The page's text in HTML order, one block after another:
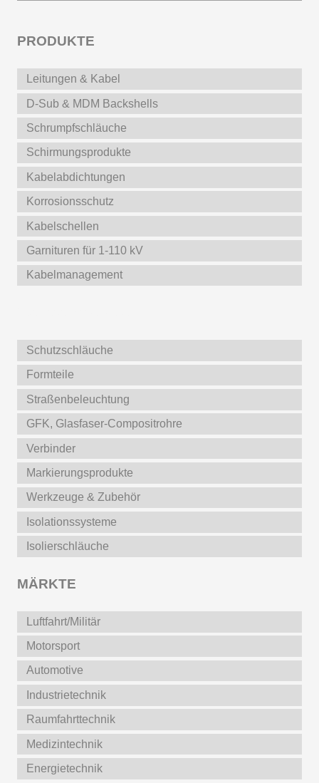
PRODUKTE
Leitungen & Kabel
D-Sub & MDM Backshells
Schrumpfschläuche
Schirmungsprodukte
Kabelabdichtungen
Korrosionsschutz
Kabelschellen
Garnituren für 1-110 kV
Kabelmanagement
Schutzschläuche
Formteile
Straßenbeleuchtung
GFK, Glasfaser-Compositrohre
Verbinder
Markierungsprodukte
Werkzeuge & Zubehör
Isolationssysteme
Isolierschläuche
MÄRKTE
Luftfahrt/Militär
Motorsport
Automotive
Industrietechnik
Raumfahrttechnik
Medizintechnik
Energietechnik